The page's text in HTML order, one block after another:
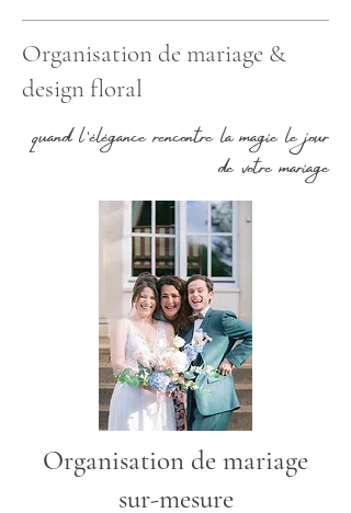
Organisation de mariage &
design floral
quand l’élégance rencontre la magie le jour
de votre mariage
Organisation de mariage
sur-mesure